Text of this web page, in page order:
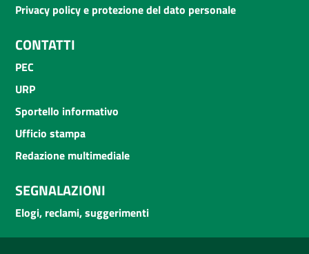
Privacy policy e protezione del dato personale
CONTATTI
PEC
URP
Sportello informativo
Ufficio stampa
Redazione multimediale
SEGNALAZIONI
Elogi, reclami, suggerimenti